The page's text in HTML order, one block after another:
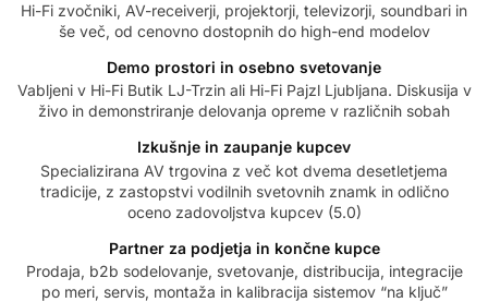
Hi-Fi zvočniki, AV-receiverji, projektorji, televizorji, soundbari in
še več, od cenovno dostopnih do high-end modelov
Demo prostori in osebno svetovanje
Vabljeni v Hi-Fi Butik LJ-Trzin ali Hi-Fi Pajzl Ljubljana. Diskusija v
živo in demonstriranje delovanja opreme v različnih sobah
Izkušnje in zaupanje kupcev
Specializirana AV trgovina z več kot dvema desetletjema
tradicije, z zastopstvi vodilnih svetovnih znamk in odlično
oceno zadovoljstva kupcev (5.0)
Partner za podjetja in končne kupce
Prodaja, b2b sodelovanje, svetovanje, distribucija, integracije
po meri, servis, montaža in kalibracija sistemov “na ključ”